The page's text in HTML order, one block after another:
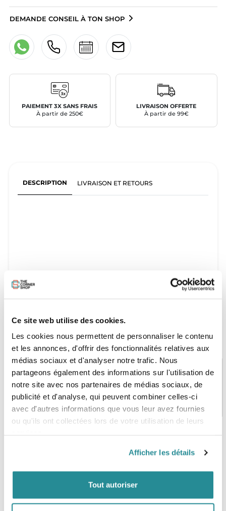
Ce site web utilise des cookies.
Les cookies nous permettent de personnaliser le contenu
et les annonces, d'offrir des fonctionnalités relatives aux
médias sociaux et d'analyser notre trafic. Nous
partageons également des informations sur l'utilisation de
notre site avec nos partenaires de médias sociaux, de
publicité et d'analyse, qui peuvent combiner celles-ci
avec d'autres informations que vous leur avez fournies
ou qu'ils ont collectées lors de votre utilisation de leurs
Afficher les détails
Tout autoriser
DEMANDE CONSEIL À TON SHOP
PAIEMENT 3X SANS FRAIS
À partir de 250€
LIVRAISON OFFERTE
À partir de 99€
DESCRIPTION LIVRAISON ET RETOURS
PAIEMENT SÉCURISÉ
CB, VISA, Mastercard, ALMA
STOCK EN TEMPS RÉEL
FRAIS DE PORT OFFERTS